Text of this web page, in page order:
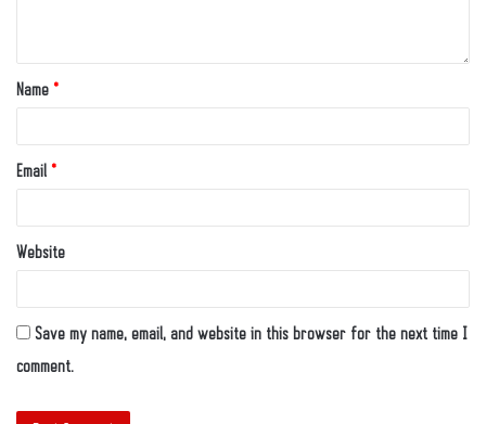
Name *
Email *
Website
Save my name, email, and website in this browser for the next time I
comment.